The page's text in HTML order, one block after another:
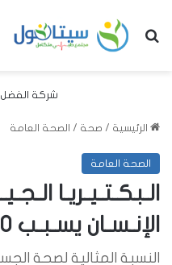
بحث عن
شركة
الرئيسية / صحة / الصحة العامة
الصحة العامة
الـبكـتـيـريـا
الإنـسـان يسـبـب 170 مشـكـلة صـحيـة